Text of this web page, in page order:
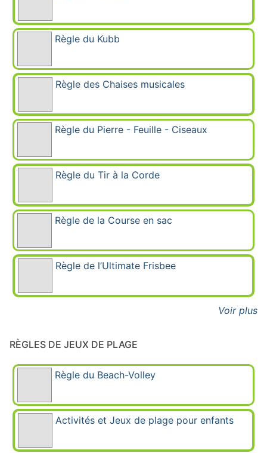
Règle du Kubb
Règle des Chaises musicales
Règle du Pierre - Feuille - Ciseaux
Règle du Tir à la Corde
Règle de la Course en sac
Règle de l’Ultimate Frisbee
Voir plus
RÈGLES DE JEUX DE PLAGE
Règle du Beach-Volley
Activités et Jeux de plage pour enfants